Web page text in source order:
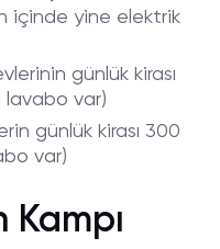
içinde yine elektrik
günlük kirası
lavabo var)
günlük kirası 300
var)